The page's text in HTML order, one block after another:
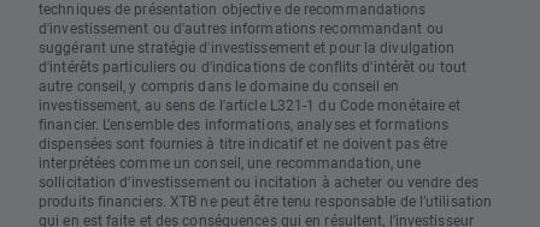
techniques de présentation objective de recommandations
d'investissement ou d'autres informations recommandant ou
suggérant une stratégie d'investissement et pour la divulgation
d'intérêts particuliers ou d'indications de conflits d'intérêt ou tout
autre conseil, y compris dans le domaine du conseil en
investissement, au sens de l'article L321-1 du Code monétaire et
financier. L’ensemble des informations, analyses et formations
dispensées sont fournies à titre indicatif et ne doivent pas être
interprétées comme un conseil, une recommandation, une
sollicitation d’investissement ou incitation à acheter ou vendre des
produits financiers. XTB ne peut être tenu responsable de l’utilisation
qui en est faite et des conséquences qui en résultent, l’investisseur